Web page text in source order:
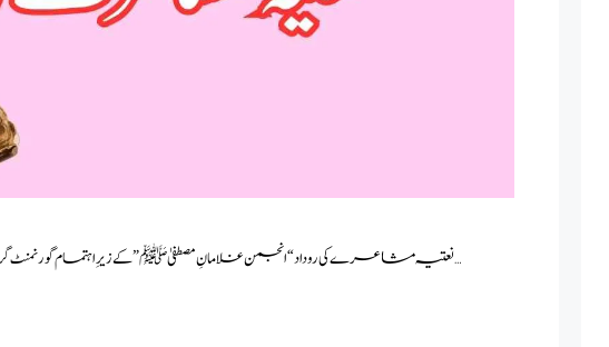
نعتیہ مشاعرے کی روداد “انجمن غلامانِ مصطفیٰ ﷺ” کے زیرِ اہتمام گورنمنٹ گریجوایٹ کالج پیرمحل میں یکم رمضان المبارک کو …